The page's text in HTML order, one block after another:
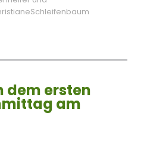
dem ersten
am